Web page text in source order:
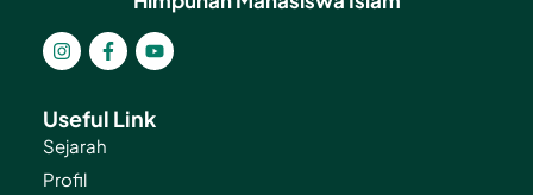
Useful Link
Sejarah
Profil